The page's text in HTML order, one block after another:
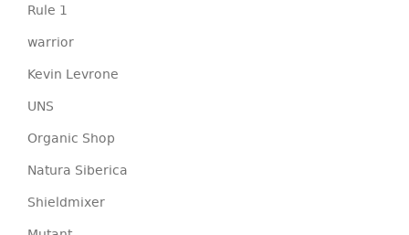
Rule 1
warrior
Kevin Levrone
UNS
Organic Shop
Natura Siberica
Shieldmixer